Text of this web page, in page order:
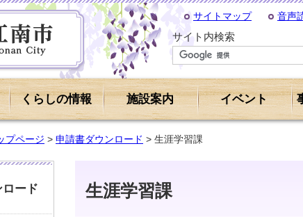
サイトマップ 音声
サイト内検索
くらしの情報 施設案内 イベント
プページ > 申請書ダウンロード > 生涯学習課
生涯学習課
ード